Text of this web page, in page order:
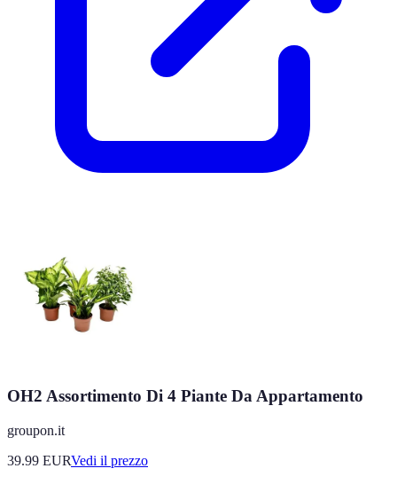
OH2 Assortimento Di 4 Piante Da Appartamento
groupon.it
39.99 EURVedi il prezzo